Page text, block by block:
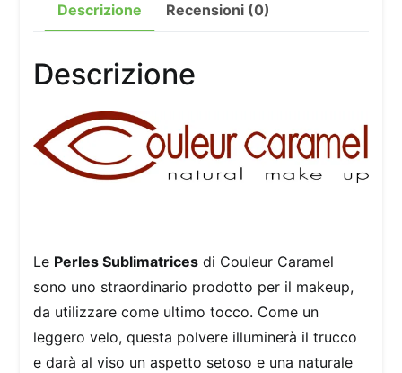
Descrizione Recensioni (0)
Descrizione
Le Perles Sublimatrices di Couleur Caramel
sono uno straordinario prodotto per il makeup,
da utilizzare come ultimo tocco. Come un
leggero velo, questa polvere illuminerà il trucco
e darà al viso un aspetto setoso e una naturale